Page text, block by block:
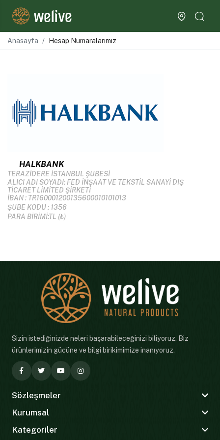
Anasayfa Hesap Numaralarımız
HALKBANK
TERAZİDERE İSTANBUL ŞUBESİ
ALICI ADI SOYADI: FED İNŞAAT VE TEKSTİL SANAYİ DIŞ
TİCARET LİMİTED ŞİRKETİ
İBAN : TR160001200135600010101013
ŞUBE KODU : 1356
PARA BİRİMİ:TL (₺)
Sizin istediğinizde neleri başarabileceğinizi biliyoruz. Biz
ürünlerimizin gücüne ve bilgi birikimimize inanıyoruz.
Sözleşmeler
Kurumsal
Kategoriler